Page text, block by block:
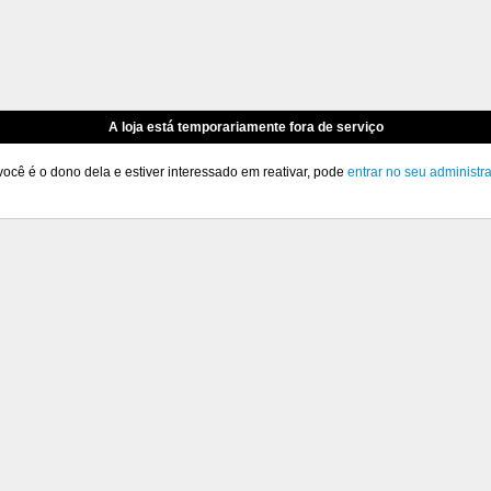
A loja está temporariamente fora de serviço
é o dono dela e estiver interessado em reativar, pode entrar no seu